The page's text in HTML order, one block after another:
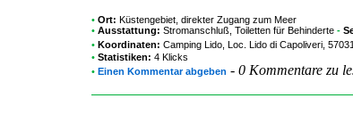
• Ort: Küstengebiet, direkter Zugang zum Meer
• Ausstattung: Stromanschluß, Toiletten für Behinderte -
• Koordinaten: Camping Lido , Loc. Lido di Capoliveri,
• Statistiken: 4 Klicks
• Einen Kommentar abgeben - 0 Kommentare zu